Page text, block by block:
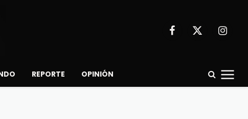
Facebook
X
REPORTE OPINIÓN